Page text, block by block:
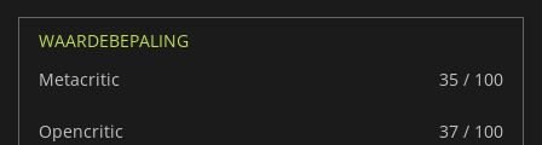
WAARDEBEPALING
Metacritic
35 / 100
Opencritic 37 / 100